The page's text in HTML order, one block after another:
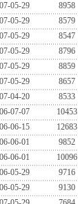
05-29
8958
05-29
8579
05-29
8547
05-29
8796
05-29
8859
05-29
8657
04-20
8533
07-07
10453
06-15
12683
06-01
9852
06-01
10096
05-29
9716
05-29
9130